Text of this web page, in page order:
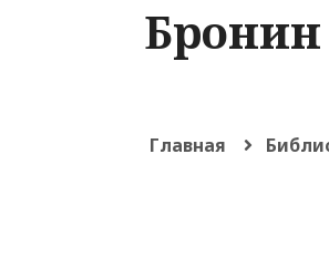
Бронин
Главная